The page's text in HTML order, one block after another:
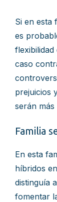
Si en esta
es
flexibilidad
caso
prejuicios
serán más
Familia
En esta
híbridos
distinguía
fomentar